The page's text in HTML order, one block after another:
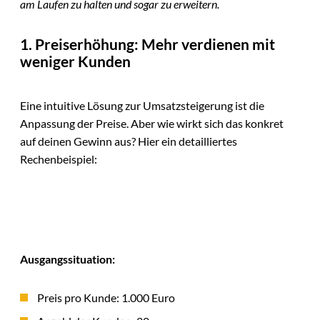
am Laufen zu halten und sogar zu erweitern.
1. Preiserhöhung: Mehr verdienen mit
weniger Kunden
Eine intuitive Lösung zur Umsatzsteigerung ist die
Anpassung der Preise. Aber wie wirkt sich das konkret
auf deinen Gewinn aus? Hier ein detailliertes
Rechenbeispiel:
Ausgangssituation:
Preis pro Kunde: 1.000 Euro